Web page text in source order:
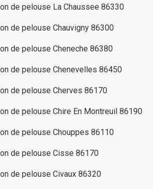
de pelouse La Chaussee 86330
de pelouse Chauvigny 86300
de pelouse Cheneche 86380
de pelouse Chenevelles 86450
de pelouse Cherves 86170
de pelouse Chire En Montreuil 86190
de pelouse Chouppes 86110
de pelouse Cisse 86170
de pelouse Civaux 86320